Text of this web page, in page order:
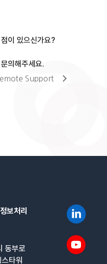
이 있으신가요?
의해주세요.
Support
보처리
동부로
타워